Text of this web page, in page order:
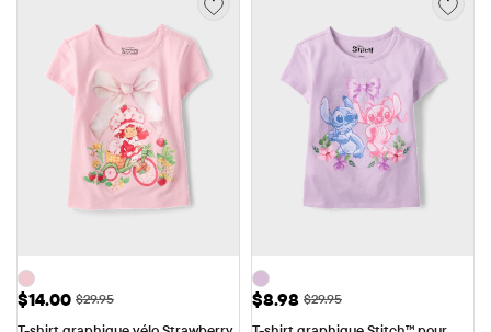
Prix ​​de vente: $14.00
$14.00 Prix ​​d'origine: $29.95
$29.95 Prix ​​de vente: $8.98
$8.98 Prix ​​d'origine: $29.95
$29.95